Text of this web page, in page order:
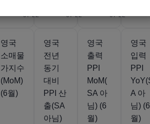
07-22
07-22
07-22
영국
소매물
가지수
(MoM)
(6월)
영국
전년
동기
대비
PPI 산
출(SA
아님)
영국
출력
PPI
MoM(
SA 아
님) (6
월)
영국
입력
PPI
A 아
님) (6
월)